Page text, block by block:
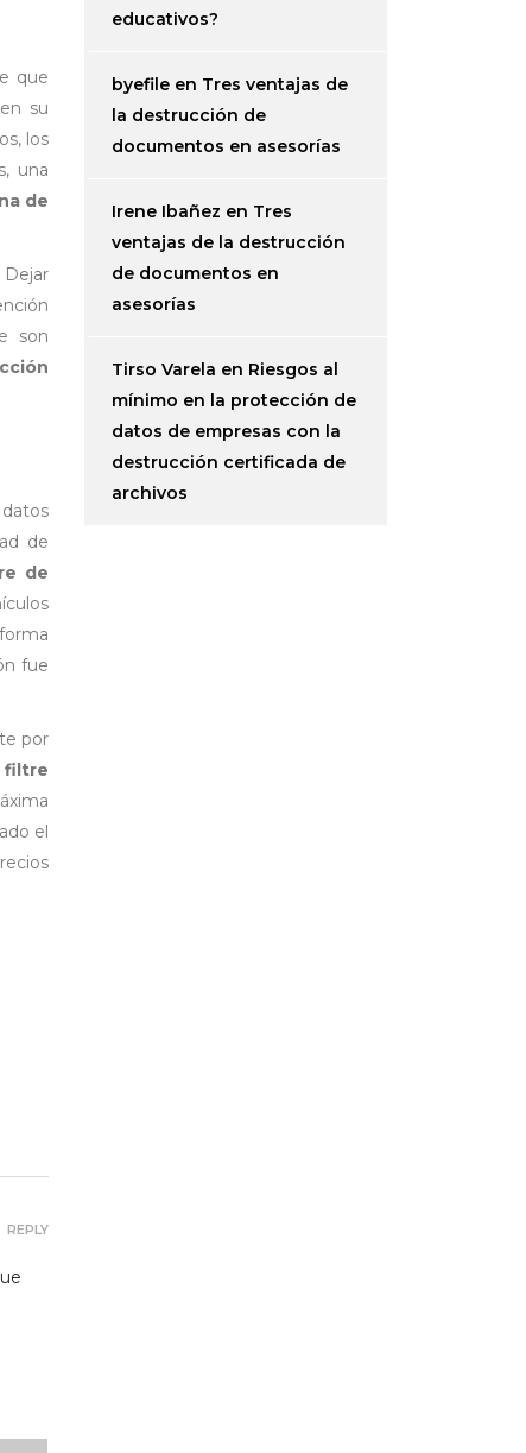
que
su
los
una
de
son
de
de
fue
por
filtre
el
REPLY
educativos?
byefile en Tres ventajas de
la destrucción de
documentos en asesorías
Irene Ibañez en Tres
ventajas de la destrucción
de documentos en
asesorías
Tirso Varela en Riesgos al
mínimo en la protección de
datos de empresas con la
destrucción certificada de
archivos